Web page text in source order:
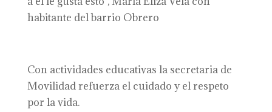
habitante del barrio Obrero
Con actividades educativas la secretaria de
Movilidad refuerza el cuidado y el respeto
por la vida.